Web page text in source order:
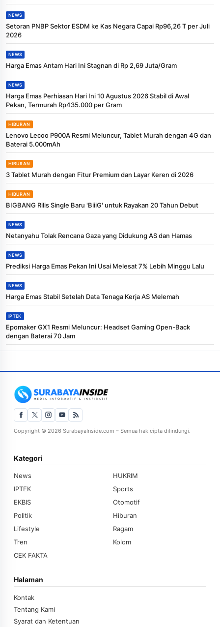
NEWS
Setoran PNBP Sektor ESDM ke Kas Negara Capai Rp96,26 T per Juli
2026
NEWS
Harga Emas Antam Hari Ini Stagnan di Rp 2,69 Juta/Gram
NEWS
Harga Emas Perhiasan Hari Ini 10 Agustus 2026 Stabil di Awal
Pekan, Termurah Rp435.000 per Gram
HIBURAN
Lenovo Lecoo P900A Resmi Meluncur, Tablet Murah dengan 4G dan
Baterai 5.000mAh
HIBURAN
3 Tablet Murah dengan Fitur Premium dan Layar Keren di 2026
HIBURAN
BIGBANG Rilis Single Baru 'BiiiG' untuk Rayakan 20 Tahun Debut
NEWS
Netanyahu Tolak Rencana Gaza yang Didukung AS dan Hamas
NEWS
Prediksi Harga Emas Pekan Ini Usai Melesat 7% Lebih Minggu Lalu
NEWS
Harga Emas Stabil Setelah Data Tenaga Kerja AS Melemah
IPTEK
Epomaker GX1 Resmi Meluncur: Headset Gaming Open-Back
dengan Baterai 70 Jam
Copyright © 2026 SurabayaInside.com – Semua hak cipta dilindungi.
Kategori
News
HUKRIM
IPTEK
Sports
EKBIS
Otomotif
Politik
Hiburan
Lifestyle
Ragam
Tren
Kolom
CEK FAKTA
Halaman
Kontak
Tentang Kami
Syarat dan Ketentuan